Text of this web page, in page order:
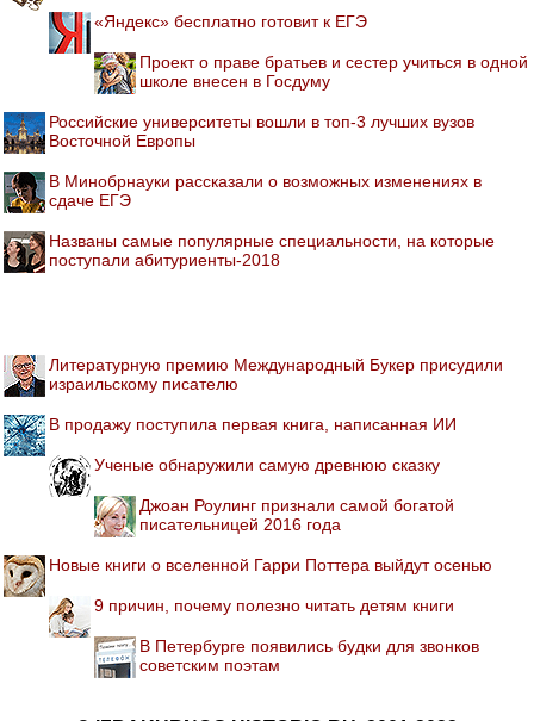
«Яндекс» бесплатно готовит к ЕГЭ
Проект о праве братьев и сестер учиться в одной
школе внесен в Госдуму
Российские университеты вошли в топ-3 лучших вузов
Восточной Европы
В Минобрнауки рассказали о возможных изменениях в
сдаче ЕГЭ
Названы самые популярные специальности, на которые
поступали абитуриенты-2018
Литературную премию Международный Букер присудили
израильскому писателю
В продажу поступила первая книга, написанная ИИ
Ученые обнаружили самую древнюю сказку
Джоан Роулинг признали самой богатой
писательницей 2016 года
Новые книги о вселенной Гарри Поттера выйдут осенью
9 причин, почему полезно читать детям книги
В Петербурге появились будки для звонков
советским поэтам